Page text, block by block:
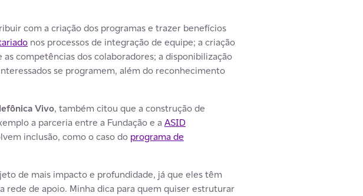
com a criação dos programas e trazer benefícios
nos processos de integração de equipe; a criação
competências dos colaboradores; a disponibilização
se programem, além do reconhecimento
Vivo, também citou que a construção de
a parceria entre a Fundação e a ASID
inclusão, como o caso do programa de
de mais impacto e profundidade, já que eles têm
rede de apoio. Minha dica para quem quiser estruturar